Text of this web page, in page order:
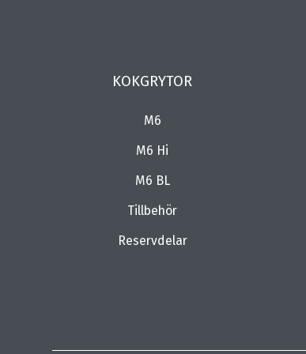
KOKGRYTOR
M6
M6 Hi
M6 BL
Tillbehör
Reservdelar